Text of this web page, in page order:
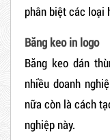
phân biệt các loại
Băng keo in logo
Băng keo dán
nhiều doanh
nữa còn là cách
nghiệp này.